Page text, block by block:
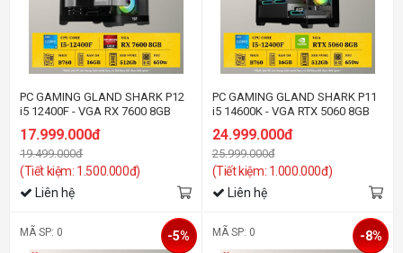
PC GAMING GLAND SHARK P12
i5 12400F - VGA RX 7600 8GB
17.999.000đ
19.499.000đ
(Tiết kiệm: 1.500.000đ)
Liên hệ
PC GAMING GLAND SHARK P11
i5 14600K - VGA RTX 5060 8GB
24.999.000đ
25.999.000đ
(Tiết kiệm: 1.000.000đ)
Liên hệ
MÃ SP: 0 -5% MÃ SP: 0 -8%